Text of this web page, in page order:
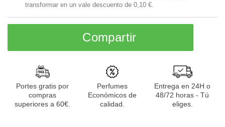
transformar en un vale descuento de 0,10 €
Compartir
Portes gratis por
compras
superiores a 60€.
Perfumes
Económicos de
calidad.
Entrega en 24H o
48/72 horas - Tú
eliges.